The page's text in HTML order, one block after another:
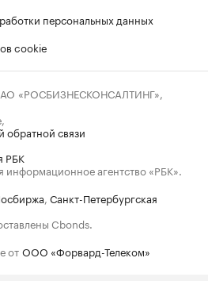
персональных данных
cookie
«РОСБИЗНЕСКОНСАЛТИНГ»,
обратной связи
РБК
информационное агентство «РБК».
, Санкт-Петербургская
Cbonds.
от ООО «Форвард-Телеком»